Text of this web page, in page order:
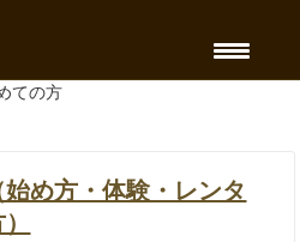
ての方
め方・体験・レンタ